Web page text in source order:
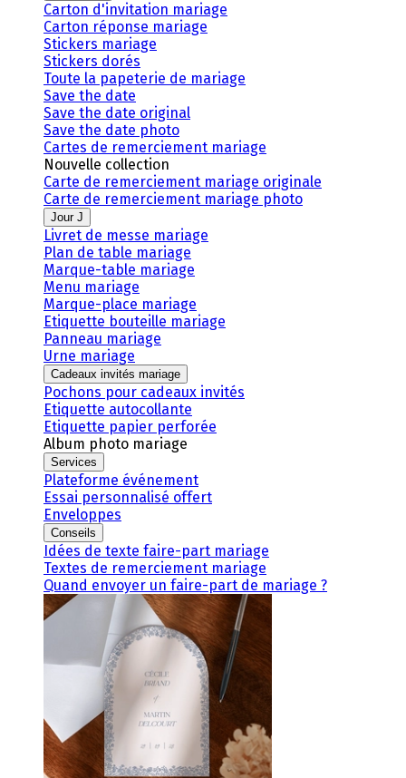
Carton d'invitation mariage
Carton réponse mariage
Stickers mariage
Stickers dorés
Toute la papeterie de mariage
Save the date
Save the date original
Save the date photo
Cartes de remerciement mariage
Nouvelle collection
Carte de remerciement mariage originale
Carte de remerciement mariage photo
Jour J
Livret de messe mariage
Plan de table mariage
Marque-table mariage
Menu mariage
Marque-place mariage
Etiquette bouteille mariage
Panneau mariage
Urne mariage
Cadeaux invités mariage
Pochons pour cadeaux invités
Etiquette autocollante
Etiquette papier perforée
Album photo mariage
Services
Plateforme événement
Essai personnalisé offert
Enveloppes
Conseils
Idées de texte faire-part mariage
Textes de remerciement mariage
Quand envoyer un faire-part de mariage ?